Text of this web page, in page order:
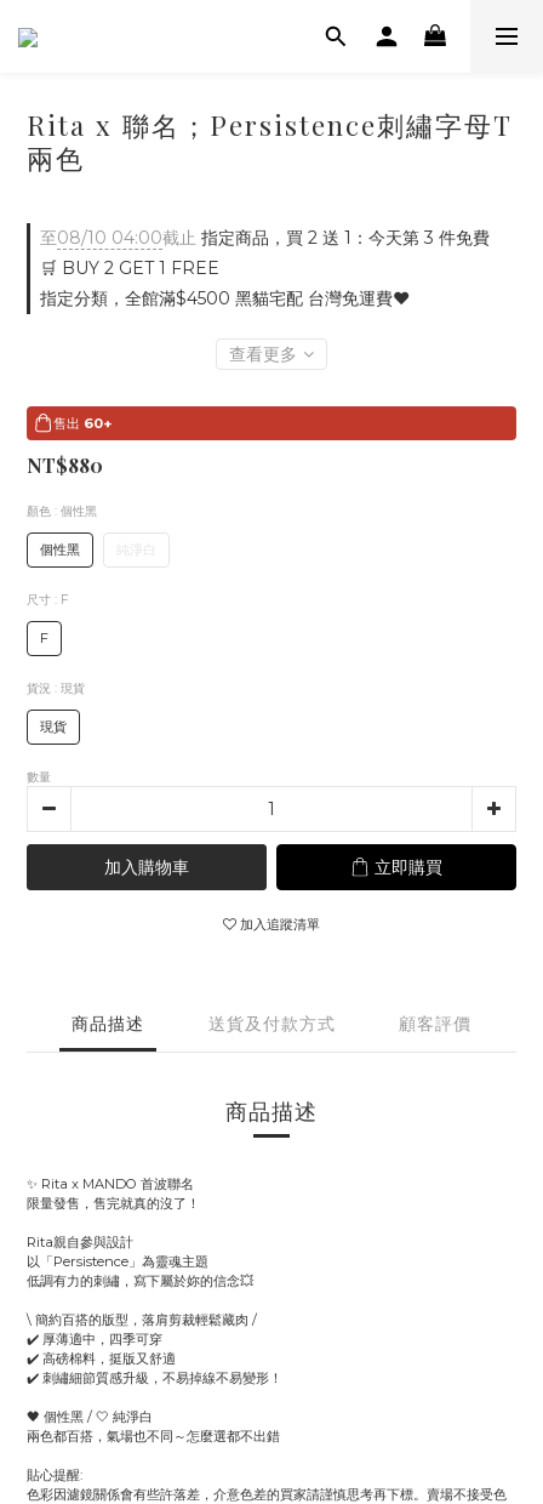
Rita x 聯名；Persistence刺繡字母T
兩色
至08/10 04:00截止 指定商品，買 2 送 1：今天第 3 件免費
🛒 BUY 2 GET 1 FREE
指定分類，全館滿$4500 黑貓宅配 台灣免運費♥
查看更多
售出 60+
NT$880
顏色 : 個性黑
個性黑
尺寸 : F
F
貨況 : 現貨
現貨
數量
加入購物車 立即購買
加入追蹤清單
商品描述 送貨及付款方式 顧客評價
商品描述
✨ Rita x MANDO 首波聯名
限量發售，售完就真的沒了！
Rita親自參與設計
以「Persistence」為靈魂主題
低調有力的刺繡，寫下屬於妳的信念💥
\ 簡約百搭的版型，落肩剪裁輕鬆藏肉 /
✔️ 厚薄適中，四季可穿
✔️ 高磅棉料，挺版又舒適
✔️ 刺繡細節質感升級，不易掉線不易變形！
🖤 個性黑 / 🤍 純淨白
兩色都百搭，氣場也不同～怎麼選都不出錯
貼心提醒:
色彩因濾鏡關係會有些許落差，介意色差的買家請謹慎思考再下標。賣場不接受色